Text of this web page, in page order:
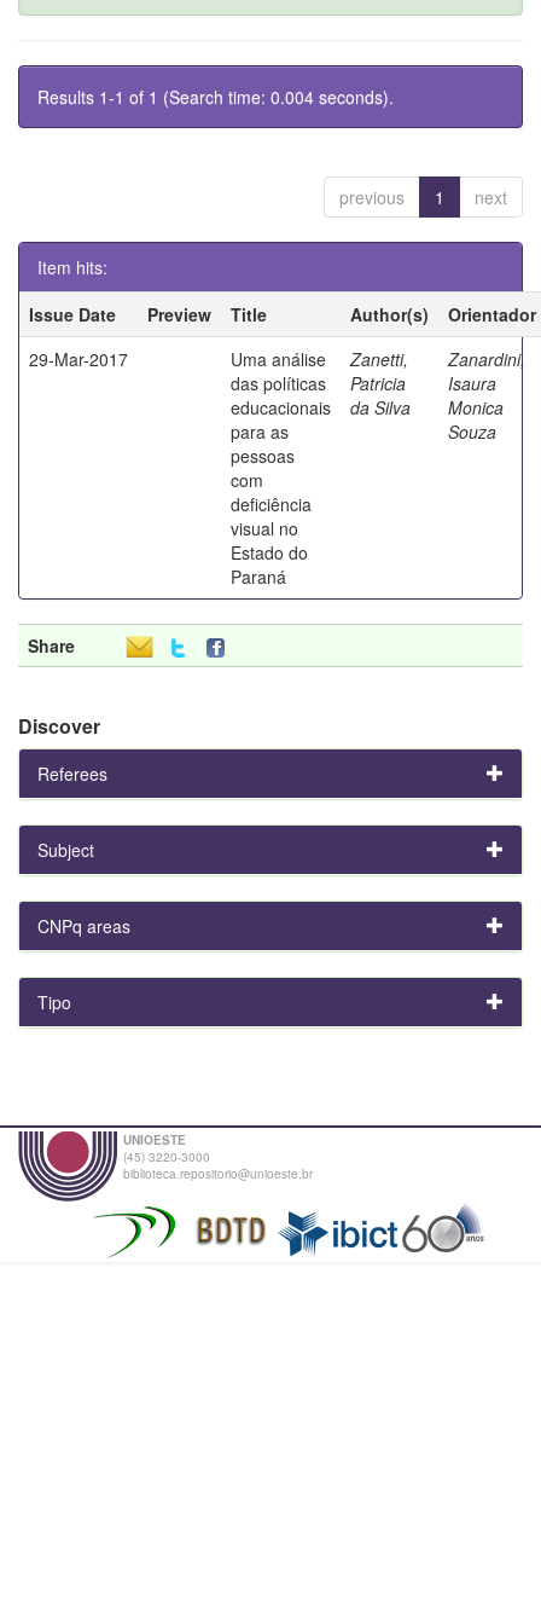
Results 1-1 of 1 (Search time: 0.004 seconds).
previous 1 next
Item hits:
Issue Date
Preview Title Author(s)
Orientador
29-Mar-2017
Uma análise
das políticas
educacionais
para as
pessoas
com
deficiência
visual no
Estado do
Paraná
Zanetti,
Patricia
da Silva
Zanardini,
Isaura
Monica
Souza
Share
Discover
Referees
Subject
CNPq areas
Tipo
UNIOESTE
(45) 3220-3000
biblioteca.repositorio@unioeste.br